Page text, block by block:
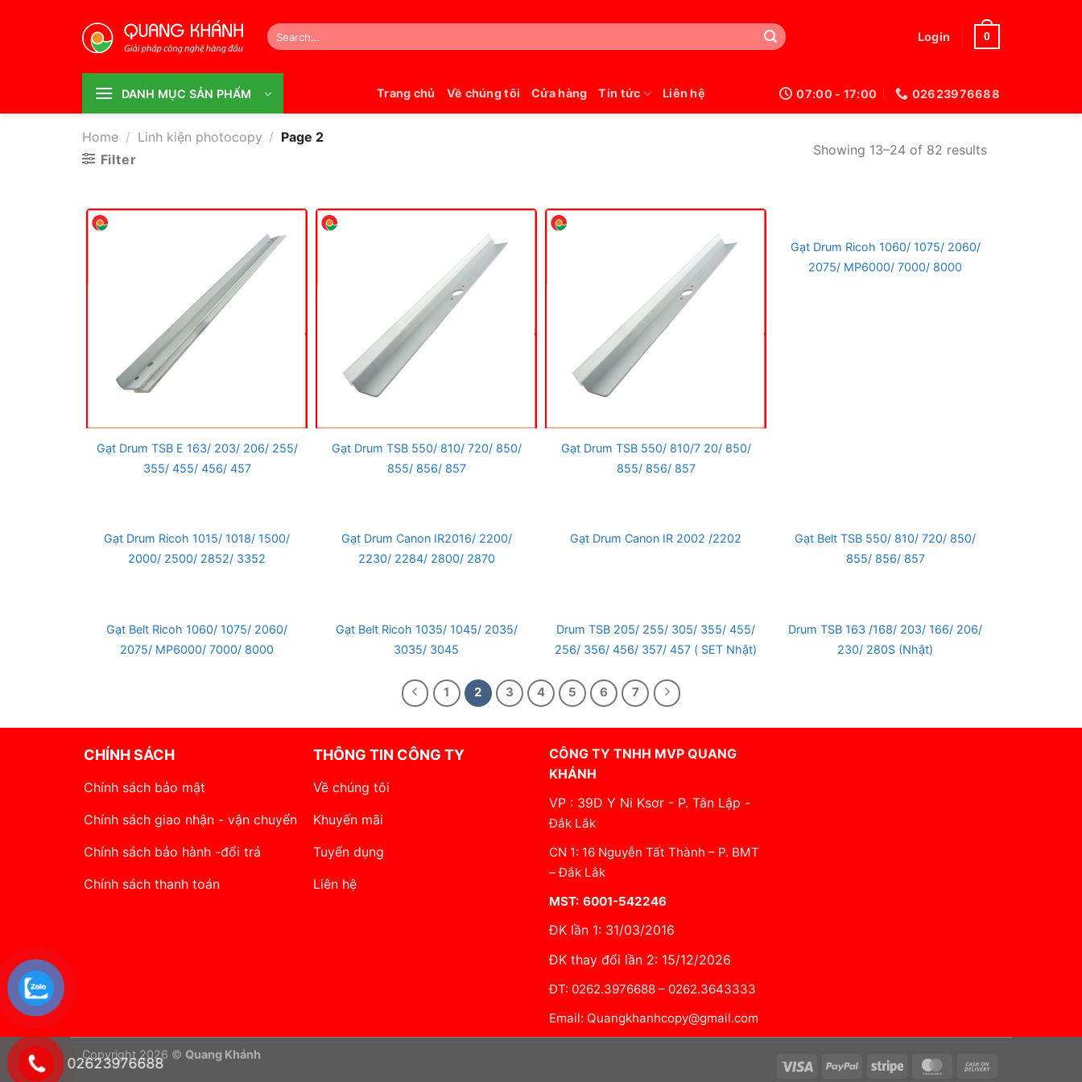
Search
for:
Login 0
DANH MỤC SẢN PHẨM Trang chủ Về chúng tôi Cửa hàng Tin tức Liên hệ 07:00 - 17:00 02623976688
Home / Linh kiện photocopy / Page 2
Filter
Showing 13–24 of 82 results
Gạt Drum TSB E 163/ 203/ 206/ 255/
355/ 455/ 456/ 457
Gạt Drum TSB 550/ 810/ 720/ 850/
855/ 856/ 857
Gạt Drum TSB 550/ 810/7 20/ 850/
855/ 856/ 857
Gạt Drum Ricoh 1060/ 1075/ 2060/
2075/ MP6000/ 7000/ 8000
Gạt Drum Ricoh 1015/ 1018/ 1500/
2000/ 2500/ 2852/ 3352
Gạt Drum Canon IR2016/ 2200/
2230/ 2284/ 2800/ 2870
Gạt Drum Canon IR 2002 /2202
Gạt Belt TSB 550/ 810/ 720/ 850/
855/ 856/ 857
Gạt Belt Ricoh 1060/ 1075/ 2060/
2075/ MP6000/ 7000/ 8000
Gạt Belt Ricoh 1035/ 1045/ 2035/
3035/ 3045
Drum TSB 205/ 255/ 305/ 355/ 455/
256/ 356/ 456/ 357/ 457 ( SET Nhật)
Drum TSB 163 /168/ 203/ 166/ 206/
230/ 280S (Nhật)
1 2 3 4 5 6 7
CHÍNH SÁCH
Chính sách bảo mật
Chính sách giao nhận - vận chuyển
Chính sách bảo hành -đổi trả
Chính sách thanh toán
THÔNG TIN CÔNG TY
Về chúng tôi
Khuyến mãi
Tuyển dụng
Liên hệ
CÔNG TY TNHH MVP QUANG
KHÁNH
VP : 39D Y Ni Ksơr - P. Tân Lập -
Đắk Lắk
CN 1: 16 Nguyễn Tất Thành – P. BMT
– Đắk Lắk
MST: 6001-542246
ĐK lần 1: 31/03/2016
ĐK thay đổi lần 2: 15/12/2026
ĐT: 0262.3976688 – 0262.3643333
Email: Quangkhanhcopy@gmail.com
Visa PayPal Stripe MasterCard
Copyright 2026 © Quang Khánh
02623976688